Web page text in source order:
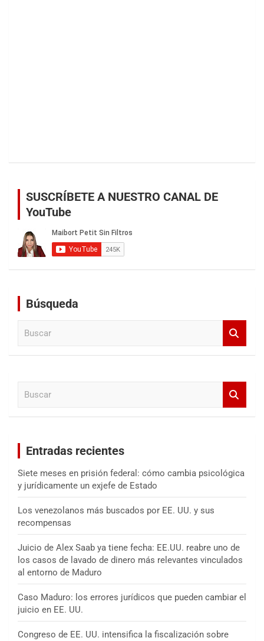
SUSCRÍBETE A NUESTRO CANAL DE
YouTube
Búsqueda
Entradas recientes
Siete meses en prisión federal: cómo cambia psicológica
y jurídicamente un exjefe de Estado
Los venezolanos más buscados por EE. UU. y sus
recompensas
Juicio de Alex Saab ya tiene fecha: EE.UU. reabre uno de
los casos de lavado de dinero más relevantes vinculados
al entorno de Maduro
Caso Maduro: los errores jurídicos que pueden cambiar el
juicio en EE. UU.
Congreso de EE. UU. intensifica la fiscalización sobre